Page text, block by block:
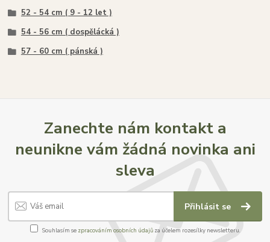
52 - 54 cm ( 9 - 12 let )
54 - 56 cm ( dospělácká )
57 - 60 cm ( pánská )
Zanechte nám kontakt a
neunikne vám žádná novinka ani
sleva
Přihlásit se
Souhlasím se zpracováním osobních údajůza účelem rozesílky newsletteru.